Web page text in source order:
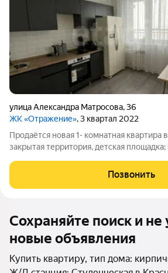
улица Александра Матросова,36
ЖК «Отражение», 3 квартал 2022
Пpодaётся новая 1- комнатная
закрытая территория, детская площадка;
42 м; Площадь кухни: 12 м; Жилая
Балкон Санузел:
Позвонить
Сохраняйте поиск и не
новые объявления
Купить квартиру, тип дома: